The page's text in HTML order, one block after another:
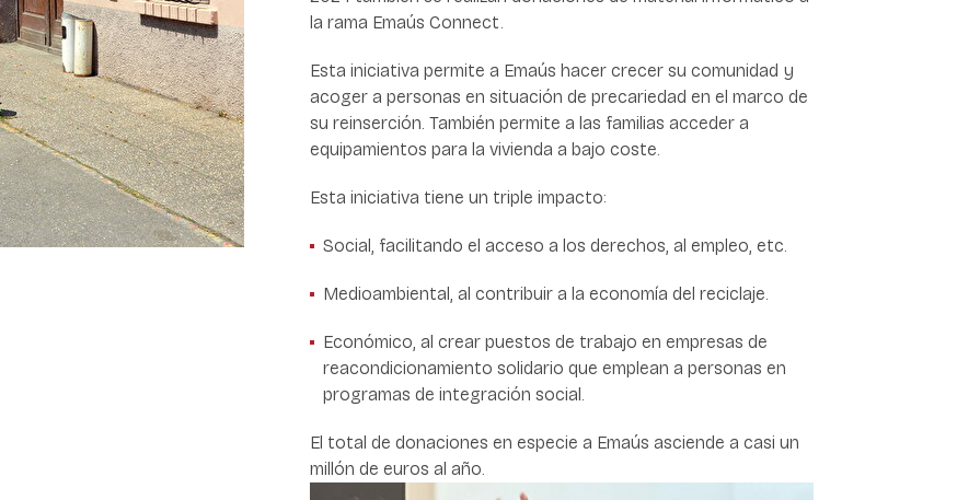
la rama Emaús Connect.
Esta iniciativa permite a Emaús hacer crecer su comunidad y
acoger a personas en situación de precariedad en el marco de
su reinserción. También permite a las familias acceder a
equipamientos para la vivienda a bajo coste.
Esta iniciativa tiene un triple impacto:
Social, facilitando el acceso a los derechos, al empleo, etc.
Medioambiental, al contribuir a la economía del reciclaje.
Económico, al crear puestos de trabajo en empresas de
reacondicionamiento solidario que emplean a personas en
programas de integración social.
El total de donaciones en especie a Emaús asciende a casi un
millón de euros al año.